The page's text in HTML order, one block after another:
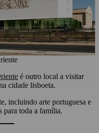
é outro local a visitar
cidade lisboeta.
incluindo arte portuguesa e
para toda a família.